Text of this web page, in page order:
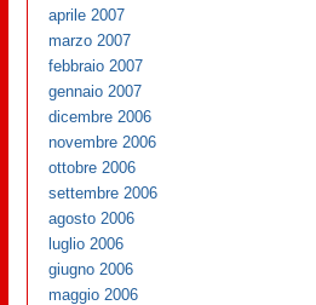
aprile 2007
marzo 2007
febbraio 2007
gennaio 2007
dicembre 2006
novembre 2006
ottobre 2006
settembre 2006
agosto 2006
luglio 2006
giugno 2006
maggio 2006